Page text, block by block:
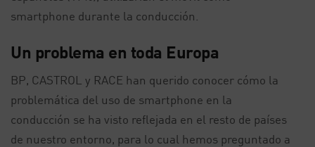
smartphone durante la conducción.
Un problema en toda Europa
BP, CASTROL y RACE han querido conocer cómo la
problemática del uso de smartphone en la
conducción se ha visto reflejada en el resto de países
de nuestro entorno, para lo cual hemos preguntado a